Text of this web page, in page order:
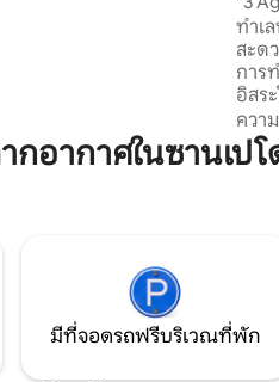
ทำเ
สะด
การ
อิสร
ควา
ากาศในซานเปโ
มีที่จอดรถฟรีบริเวณที่พัก